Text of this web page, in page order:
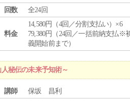
回数
全24回
料金
14,580円（4回／分割支払い）×6
79,380円（24回／一括前納支払※
義開始前まで）
秘伝の未来予知術～
講師
保坂 昌利